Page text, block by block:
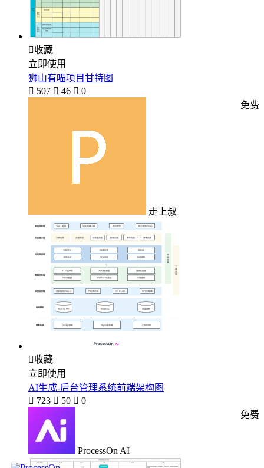
收藏
立即使用
狮山有喵项目甘特图
 507  46  0
走上叔
免费
收藏
立即使用
AI生成-后台管理系统前端架构图
 723  50  0
ProcessOn AI
免费